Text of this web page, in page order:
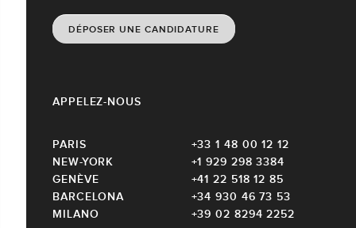
DÉPOSER UNE CANDIDATURE
APPELEZ-NOUS
PARIS
+33 1 48 00 12 12
NEW-YORK
+1 929 298 3384
GENÈVE
+41 22 518 12 85
BARCELONA
+34 930 46 73 53
MILANO
+39 02 8294 2252